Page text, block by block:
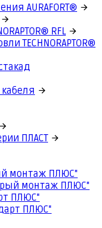
AURAFORT®
RFL
TECHNORAPTOR®
ПЛАСТ
монтаж ПЛЮС"
монтаж ПЛЮС"
ПЛЮС"
ПЛЮС"